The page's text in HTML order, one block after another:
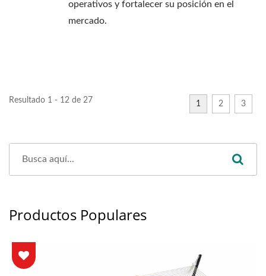
operativos y fortalecer su posición en el
mercado.
Resultado 1 - 12 de 27 1 2 3
Productos Populares